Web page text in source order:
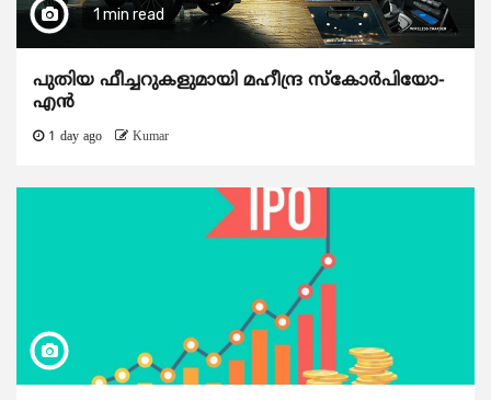
1 min read
പുതിയ ഫീച്ചറുകളുമായി മഹീന്ദ്ര സ്കോർപിയോ-
എൻ
1 day ago Kumar